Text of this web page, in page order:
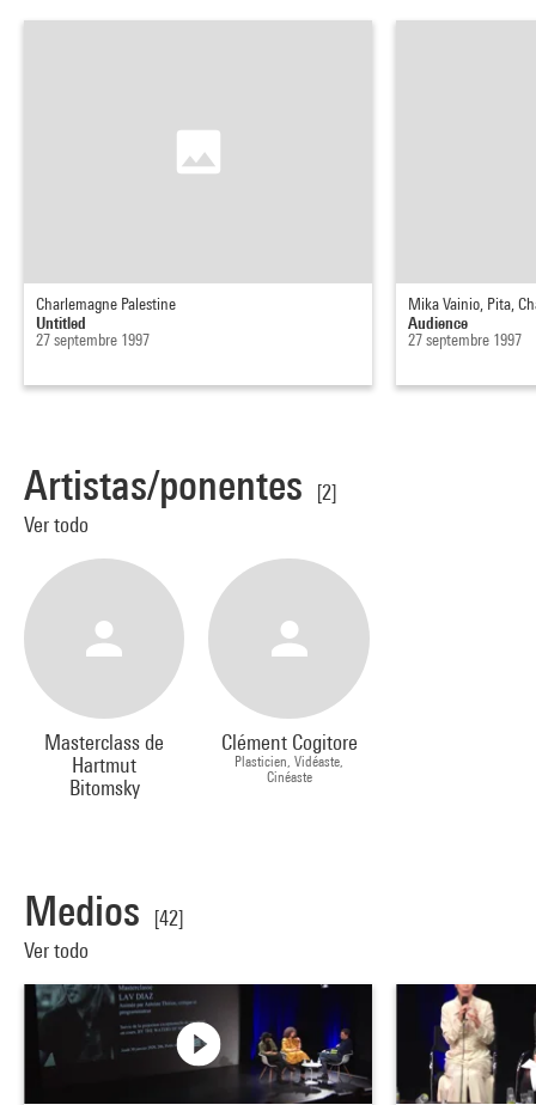
Charlemagne Palestine
Untitled
27 septembre 1997
Mika Vainio, Pita,
Audience
27 septembre 1997
Artistas/ponentes
[2]
Ver todo
Masterclass de
Hartmut
Bitomsky
Clément Cogitore
Plasticien, Vidéaste,
Cinéaste
Medios
[42]
Ver todo